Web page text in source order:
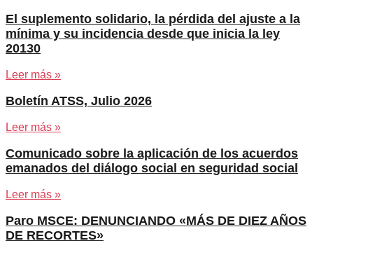
El suplemento solidario, la pérdida del ajuste a la
mínima y su incidencia desde que inicia la ley
20130
Leer más »
Boletín ATSS, Julio 2026
Leer más »
Comunicado sobre la aplicación de los acuerdos
emanados del diálogo social en seguridad social
Leer más »
Paro MSCE: DENUNCIANDO «MÁS DE DIEZ AÑOS
DE RECORTES»